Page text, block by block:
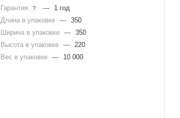
Гарантия
? —
1 год
Длина в упаковке — 350
Ширина в упаковке — 350
Высота в упаковке — 220
Вес в упаковке — 10 000